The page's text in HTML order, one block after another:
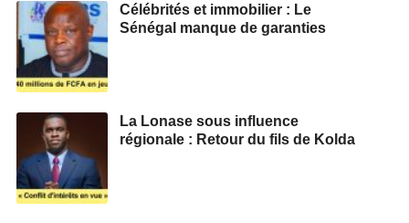
Célébrités et immobilier : Le
Sénégal manque de garanties
La Lonase sous influence
régionale : Retour du fils de Kolda